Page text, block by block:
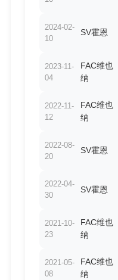
2024-02-
10
SV霍恩
2023-11-
04
FAC维也
纳
2022-11-
12
FAC维也
纳
2022-08-
20
SV霍恩
2022-04-
30
SV霍恩
2021-10-
23
FAC维也
纳
2021-05-
08
FAC维也
纳